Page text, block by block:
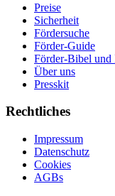
Preise
Sicherheit
Fördersuche
Förder-Guide
Förder-Bibel und
Über uns
Presskit
Rechtliches
Impressum
Datenschutz
Cookies
AGBs